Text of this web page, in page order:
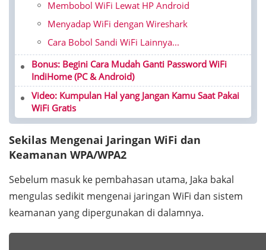
Membobol WiFi Lewat HP Android
Menyadap WiFi dengan Wireshark
Cara Bobol Sandi WiFi Lainnya...
Bonus: Begini Cara Mudah Ganti Password WiFi
IndiHome (PC & Android)
Video: Kumpulan Hal yang Jangan Kamu Saat Pakai
WiFi Gratis
Sekilas Mengenai Jaringan WiFi dan
Keamanan WPA/WPA2
Sebelum masuk ke pembahasan utama, Jaka bakal
mengulas sedikit mengenai jaringan WiFi dan sistem
keamanan yang dipergunakan di dalamnya.